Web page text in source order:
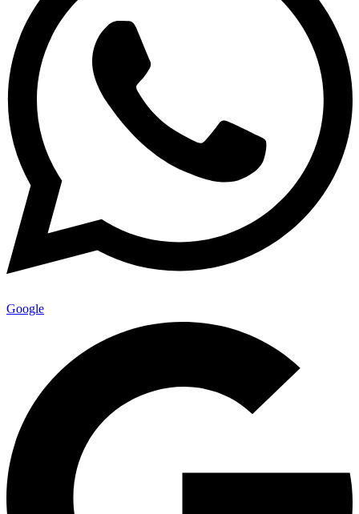
Google